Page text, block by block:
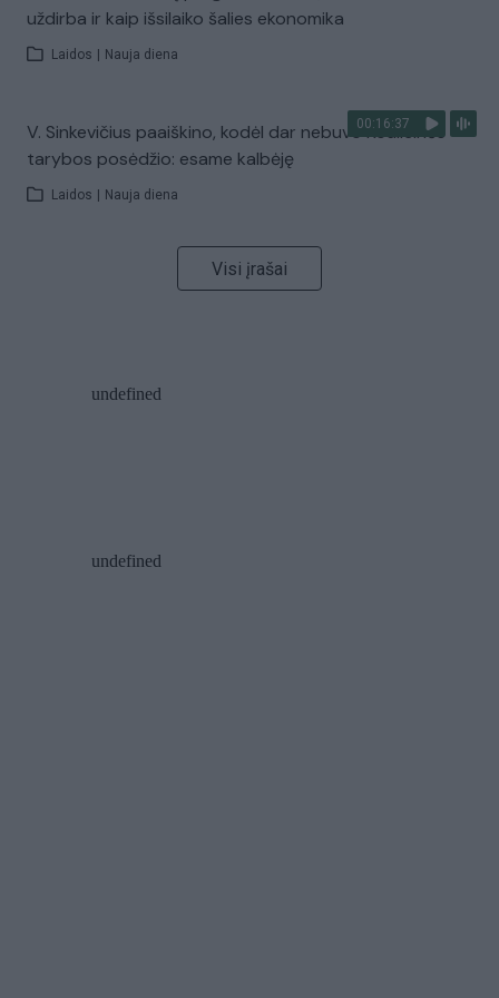
uždirba ir kaip išsilaiko šalies ekonomika
Laidos Nauja diena
00:16:37
V. Sinkevičius paaiškino, kodėl dar nebuvo Koalicinės
tarybos posėdžio: esame kalbėję
Laidos Nauja diena
Visi įrašai